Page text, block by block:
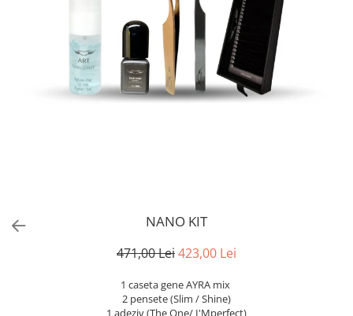
NANO KIT
471,00 Lei423,00 Lei
1 caseta gene AYRA mix
2 pensete (Slim / Shine)
1 adeziv (The One/ I'Mperfect)